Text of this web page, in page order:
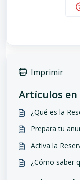
Imprimir
Artículos
¿Qué es la
Prepara tu
Activa la
¿Cómo saber